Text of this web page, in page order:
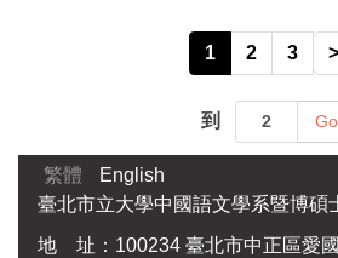
1 2 3 >
到 Go
繁體
English
臺北市立大學中國語文學系暨博碩
地 址：100234 臺北市中正區愛